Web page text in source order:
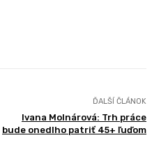
ĎALŠÍ ČLÁNOK
Ivana Molnárová: Trh práce
bude onedlho patriť 45+ ľuďom